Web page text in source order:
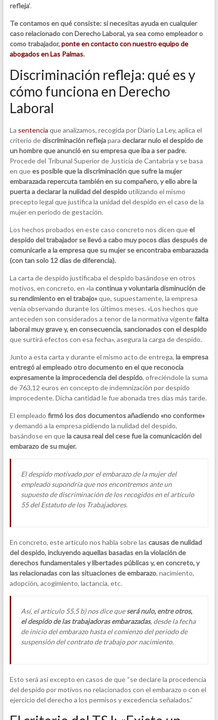
refleja’.
Te contamos en qué consiste: si necesitas ayuda en cualquier
caso relacionado con Derecho Laboral, ya sea como empleador o
como trabajador,ponte en contacto con nuestro equipo de
abogados en Las Palmas.
Discriminación refleja: qué es y
cómo funciona en Derecho
Laboral
La sentencia que analizamos, recogida por Diario La Ley, aplica el
criterio dediscriminación reflejapara declarar nulo el despido de
un hombre que anunció en su empresa que iba a ser padre.
Procede del Tribunal Superior de Justicia de Cantabria y se basa
en quees posible que la discriminación que sufre la mujer
embarazada repercuta también en su compañero, y ello abre la
puerta a declarar la nulidad del despidoutilizando el mismo
precepto legal que justifica la unidad del despido en el caso de la
mujer en periodo de gestación.
Los hechos probados en este caso concreto nos dicen queel
despido del trabajador se llevó a cabo muy pocos días después de
comunicarle a la empresa que su mujer se encontraba embarazada
(con tan solo 12 días de diferencia).
La carta de despido justificaba el despido basándose en otros
motivos, en concreto, en «la continua y voluntaria disminución de
su rendimiento en el trabajo»que, supuestamente, la empresa
venía observando durante los últimos meses. «Los hechos que
anteceden son considerados a tenor de la normativa vigentefalta
laboral muy grave y, en consecuencia, sancionados con el despido
que surtirá efectos con esa fecha», asegura la carga de despido.
Junto a esta carta y durante el mismo acto de entrega, la empresa
entregó al empleado otro documento en el que reconocía
expresamente la improcedencia del despido, ofreciéndole la suma
de 763,12 euros en concepto de indemnización por despido
improcedente. Dicha cantidad le fue abonada tres días más tarde.
El empleado firmó los dos documentos añadiendo «no conforme»
y demandó a la empresa pidiendo la nulidad del despido,
basándose en quela causa real del cese fue la comunicación del
embarazo de su mujer.
El despido motivado por el embarazo de la mujer del
empleado supondría que nos encontremos ante un
supuesto de discriminación de los recogidos en el artículo
55 del Estatuto de los Trabajadores.
En concreto, este artículo nos habla sobre las causas de nulidad
del despido, incluyendo aquellas basadas en la violación de
derechos fundamentales y libertades públicas y, en concreto, y
las relacionadas con las situaciones de embarazo, nacimiento,
adopción, acogimiento, lactancia, etc.
Así, el artículo 55.5 b) nos dice queserá nulo, entre otros,
el despido de las trabajadoras embarazadas, desde la fecha
de inicio del embarazo hasta el comienzo del periodo de
suspensión del contrato de trabajo por nacimiento.
Esto será así excepto en casos de que “se declare la procedencia
del despido por motivos no relacionados con el embarazo o con el
ejercicio del derecho a los permisos y excedencia señalados.”